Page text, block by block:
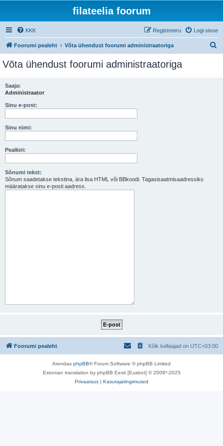
filateelia foorum
KKK Logi sisse
Registreeru
Foorumi pealeht Võta ühendust foorumi administraatoriga
Võta ühendust foorumi administraatoriga
Saaja:
Administraator
Sinu e-post:
Sinu nimi:
Pealkiri:
Sõnumi tekst:
Sõnum saadetakse tekstina, ära lisa HTML või BBkoodi. Tagasisaatmisaadressiks
määratakse sinu e-posti aadress.
Foorumi pealeht Kõik kellaajad on UTC+03:00
Arendas phpBB® Forum Software © phpBB Limited
Estonian translation by phpBB Eesti [Exabot] © 2008*-2025
Privaatsus | Kasutajatingimused